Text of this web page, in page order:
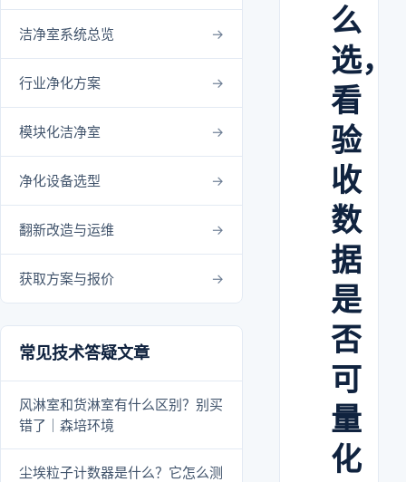
洁净室系统总览
行业净化方案
模块化洁净室
净化设备选型
翻新改造与运维
获取方案与报价
常见技术答疑文章
风淋室和货淋室有什么区别？别买
错了｜森培环境
尘埃粒子计数器是什么？它怎么测
么
选，
看
验
收
数
据
是
否
可
量
化